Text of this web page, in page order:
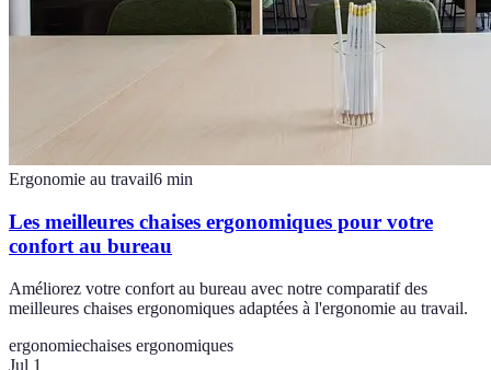
Ergonomie au travail6 min
Les meilleures chaises ergonomiques pour votre
confort au bureau
Améliorez votre confort au bureau avec notre comparatif des
meilleures chaises ergonomiques adaptées à l'ergonomie au travail.
ergonomiechaises ergonomiques
Jul 1